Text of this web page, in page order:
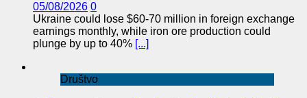
05/08/2026 0
Ukraine could lose $60-70 million in foreign exchange
earnings monthly, while iron ore production could
plunge by up to 40% [...]
Društvo